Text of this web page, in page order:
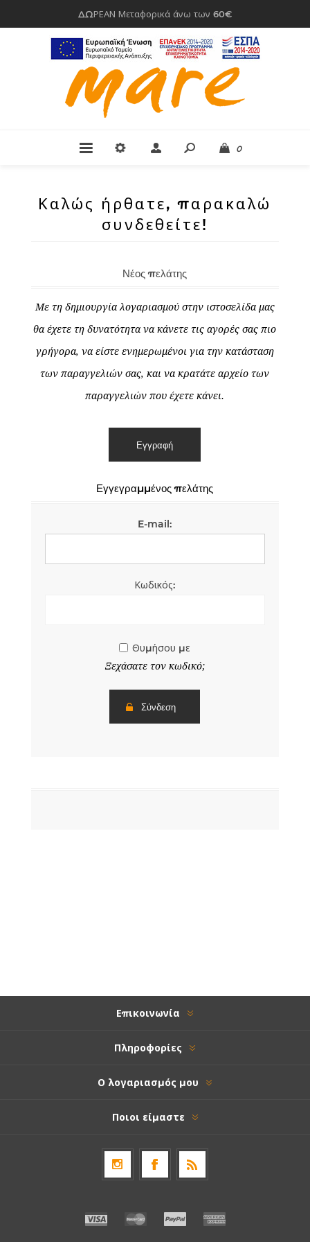
ΔΩΡΕΑΝ Μεταφορικά άνω των 60€
0
Καλώς ήρθατε, παρακαλώ
συνδεθείτε!
Νέος πελάτης
Με τη δημιουργία λογαριασμού στην ιστοσελίδα μας
θα έχετε τη δυνατότητα να κάνετε τις αγορές σας πιο
γρήγορα, να είστε ενημερωμένοι για την κατάσταση
των παραγγελιών σας, και να κρατάτε αρχείο των
παραγγελιών που έχετε κάνει.
Εγγεγραμμένος πελάτης
E-mail:
Κωδικός:
Θυμήσου με
Ξεχάσατε τον κωδικό;
Επικοινωνία
Πληροφορίες
Ο λογαριασμός μου
Ποιοι είμαστε